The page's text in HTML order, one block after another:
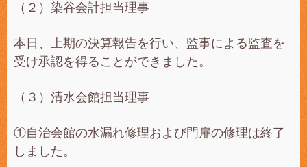
（２）染谷会計担当理事
本日、上期の決算報告を行い、監事による監査を
受け承認を得ることができました。
（３）清水会館担当理事
①自治会館の水漏れ修理および門扉の修理は終了
しました。